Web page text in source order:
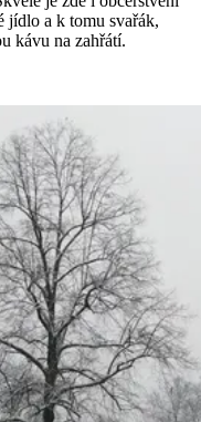
jídlo a k tomu svařák,
kávu na zahřátí.